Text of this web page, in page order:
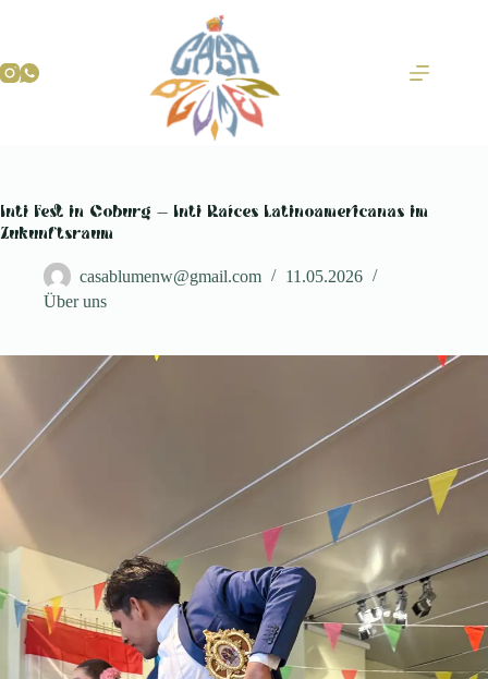
Inti Fest in Coburg — Inti Raíces Latinoamericanas im
Zukunftsraum
casablumenw@gmail.com
11.05.2026
Über uns